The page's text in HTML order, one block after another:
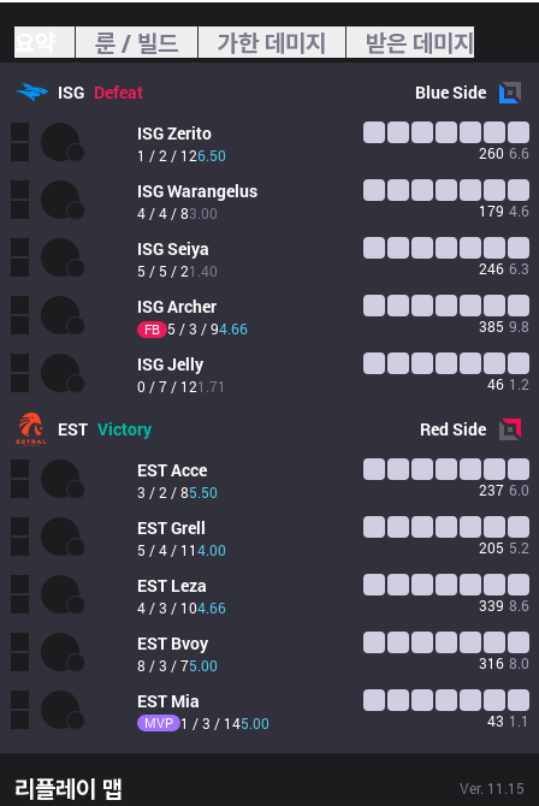
룬 / 빌드 가한 데미지 받은 데미지
ISG Defeat BlueSide
ISGZerito
1 / 2 / 126.50 260 6.6
ISGWarangelus
4 / 4 / 83.00 179 4.6
ISGSeiya
5 / 5 / 21.40 246 6.3
ISGArcher
FB 5 / 3 / 94.66 385 9.8
ISGJelly
0 / 7 / 121.71 46 1.2
EST Victory RedSide
ESTAcce
3 / 2 / 85.50 237 6.0
ESTGrell
5 / 4 / 114.00 205 5.2
EST Leza
4 / 3 / 104.66 339 8.6
EST Bvoy
8 / 3 / 75.00 316 8.0
EST Mia
MVP 1 / 3 / 145.00 43 1.1
리플레이 맵 Ver. 11.15